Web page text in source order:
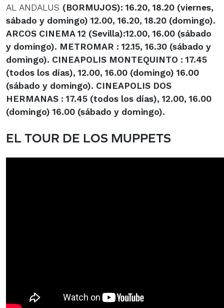
AL ANDALUS (BORMUJOS): 16.20, 18.20 (viernes,
sábado y domingo) 12.00, 16.20, 18.20 (domingo).
ARCOS CINEMA 12 (Sevilla):12.00, 16.00 (sábado
y domingo). METROMAR : 12.15, 16.30 (sábado y
domingo). CINEAPOLIS MONTEQUINTO : 17.45
(todos los días), 12.00, 16.00 (domingo) 16.00
(sábado y domingo). CINEAPOLIS DOS
HERMANAS : 17.45 (todos los días), 12.00, 16.00
(domingo) 16.00 (sábado y domingo).
EL TOUR DE LOS MUPPETS